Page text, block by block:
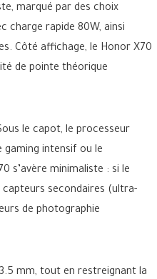
marqué par des choix
charge rapide 80W, ainsi
Côté affichage, le Honor X70
de pointe théorique
le capot, le processeur
intensif ou le
s’avère minimaliste : si le
capteurs secondaires (ultra-
de photographie
mm, tout en restreignant la